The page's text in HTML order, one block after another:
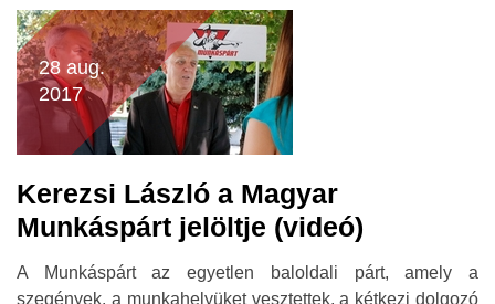
28 aug.
2017
Kerezsi László a Magyar
Munkáspárt jelöltje (videó)
A Munkáspárt az egyetlen baloldali párt, amely a
szegények, a munkahelyüket vesztettek, a kétkezi dolgozó